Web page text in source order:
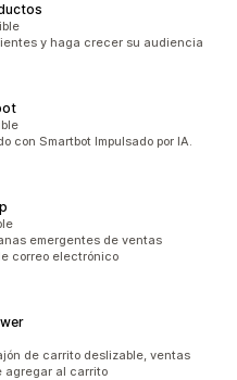
y haga crecer su audiencia
con Smartbot Impulsado por IA.
emergentes de ventas
correo electrónico
de carrito deslizable, ventas
agregar al carrito